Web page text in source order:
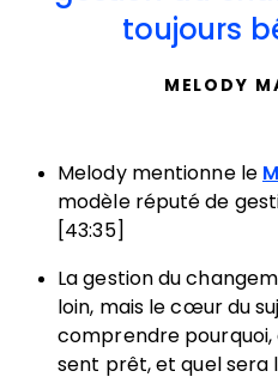
toujours
MELODY
Melody mentionne le
modèle réputé de
[43:35]
La gestion du
loin, mais le cœur du
comprendre pourquoi,
sent prêt, et quel sera